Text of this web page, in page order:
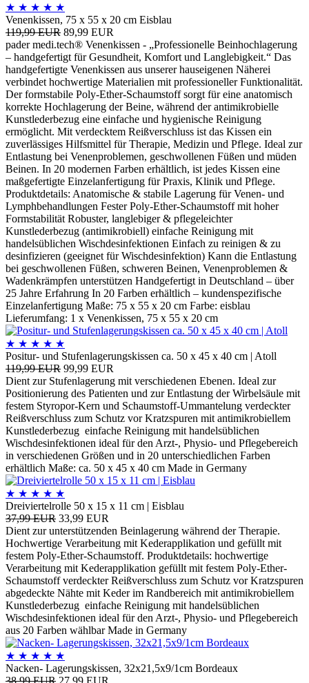
★ ★ ★ ★ ★
Venenkissen, 75 x 55 x 20 cm Eisblau
119,99 EUR 89,99 EUR
pader medi.tech® Venenkissen - „Professionelle Beinhochlagerung
– handgefertigt für Gesundheit, Komfort und Langlebigkeit.“ Das
handgefertigte Venenkissen aus unserer hauseigenen Näherei
verbindet hochwertige Materialien mit professioneller Funktionalität.
Der formstabile Poly-Ether-Schaumstoff sorgt für eine anatomisch
korrekte Hochlagerung der Beine, während der antimikrobielle
Kunstlederbezug eine einfache und hygienische Reinigung
ermöglicht. Mit verdecktem Reißverschluss ist das Kissen ein
zuverlässiges Hilfsmittel für Therapie, Medizin und Pflege. Ideal zur
Entlastung bei Venenproblemen, geschwollenen Füßen und müden
Beinen. In 20 modernen Farben erhältlich, ist jedes Kissen eine
maßgefertigte Einzelanfertigung für Praxis, Klinik und Pflege.
Produktdetails: Anatomische & stabile Lagerung für Venen- und
Lymphbehandlungen Fester Poly-Ether-Schaumstoff mit hoher
Formstabilität Robuster, langlebiger & pflegeleichter
Kunstlederbezug (antimikrobiell) einfache Reinigung mit
handelsüblichen Wischdesinfektionen Einfach zu reinigen & zu
desinfizieren (geeignet für Wischdesinfektion) Kann die Entlastung
bei geschwollenen Füßen, schweren Beinen, Venenproblemen &
Wadenkrämpfen unterstützen Handgefertigt in Deutschland – über
25 Jahre Erfahrung In 20 Farben erhältlich – kundenspezifische
Einzelanfertigung Maße: 75 x 55 x 20 cm Farbe: eisblau
Lieferumfang: 1 x Venenkissen, 75 x 55 x 20 cm
★ ★ ★ ★ ★
Positur- und Stufenlagerungskissen ca. 50 x 45 x 40 cm | Atoll
119,99 EUR 99,99 EUR
Dient zur Stufenlagerung mit verschiedenen Ebenen. Ideal zur
Positionierung des Patienten und zur Entlastung der Wirbelsäule mit
festem Styropor-Kern und Schaumstoff-Ummantelung verdeckter
Reißverschluss zum Schutz vor Kratzspuren mit antimikrobiellem
Kunstlederbezug einfache Reinigung mit handelsüblichen
Wischdesinfektionen ideal für den Arzt-, Physio- und Pflegebereich
in verschiedenen Größen und in 20 unterschiedlichen Farben
erhältlich Maße: ca. 50 x 45 x 40 cm Made in Germany
★ ★ ★ ★ ★
Dreiviertelrolle 50 x 15 x 11 cm | Eisblau
37,99 EUR 33,99 EUR
Dient zur unterstützenden Beinlagerung während der Therapie.
Hochwertige Verarbeitung mit Kederapplikation und gefüllt mit
festem Poly-Ether-Schaumstoff. Produktdetails: hochwertige
Verarbeitung mit Kederapplikation gefüllt mit festem Poly-Ether-
Schaumstoff verdeckter Reißverschluss zum Schutz vor Kratzspuren
abgedeckte Nähte mit Keder im Randbereich mit antimikrobiellem
Kunstlederbezug einfache Reinigung mit handelsüblichen
Wischdesinfektionen ideal für den Arzt-, Physio- und Pflegebereich
aus 20 Farben wählbar Made in Germany
★ ★ ★ ★ ★
Nacken- Lagerungskissen, 32x21,5x9/1cm Bordeaux
38,99 EUR 27,99 EUR